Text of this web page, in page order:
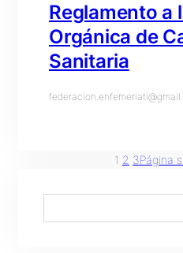
Reglamento a
Orgánica de
Sanitaria
1 2 3Página
e